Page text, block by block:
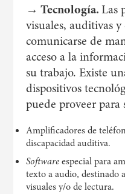
→ Tecnología.Las
visuales, auditivas
comunicarse de
acceso a la
su trabajo. Existe
dispositivos
puede proveer para
Amplificadores de
discapacidad auditiva.
Softwareespecial para
texto a audio, destinado
visuales y/o de lectura.